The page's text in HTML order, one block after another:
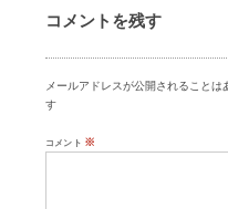
コメントを残す
メールアドレスが公開されることは
す
コメント ※